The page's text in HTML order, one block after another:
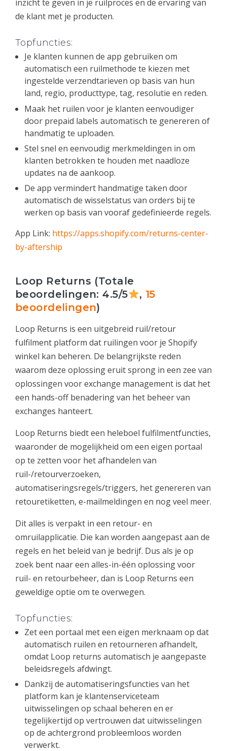
inzicht te geven in je ruilproces en de ervaring van
de klant met je producten.
Topfuncties:
Je klanten kunnen de app gebruiken om
automatisch een ruilmethode te kiezen met
ingestelde verzendtarieven op basis van hun
land, regio, producttype, tag, resolutie en reden.
Maak het ruilen voor je klanten eenvoudiger
door prepaid labels automatisch te genereren of
handmatig te uploaden.
Stel snel en eenvoudig merkmeldingen in om
klanten betrokken te houden met naadloze
updates na de aankoop.
De app vermindert handmatige taken door
automatisch de wisselstatus van orders bij te
werken op basis van vooraf gedefinieerde regels.
App Link: https://apps.shopify.com/returns-center-
by-aftership
Loop Returns (Totale
beoordelingen: 4.5/5
, 15
beoordelingen)
Loop Returns is een uitgebreid ruil/retour
fulfilment platform dat ruilingen voor je Shopify
winkel kan beheren. De belangrijkste reden
waarom deze oplossing eruit sprong in een zee van
oplossingen voor exchange management is dat het
een hands-off benadering van het beheer van
exchanges hanteert.
Loop Returns biedt een heleboel fulfilmentfuncties,
waaronder de mogelijkheid om een eigen portaal
op te zetten voor het afhandelen van
ruil-/retourverzoeken,
automatiseringsregels/triggers, het genereren van
retouretiketten, e-mailmeldingen en nog veel meer.
Dit alles is verpakt in een retour- en
omruilapplicatie. Die kan worden aangepast aan de
regels en het beleid van je bedrijf. Dus als je op
zoek bent naar een alles-in-één oplossing voor
ruil- en retourbeheer, dan is Loop Returns een
geweldige optie om te overwegen.
Topfuncties:
Zet een portaal met een eigen merknaam op dat
automatisch ruilen en retourneren afhandelt,
omdat Loop returns automatisch je aangepaste
beleidsregels afdwingt.
Dankzij de automatiseringsfuncties van het
platform kan je klantenserviceteam
uitwisselingen op schaal beheren en er
tegelijkertijd op vertrouwen dat uitwisselingen
op de achtergrond probleemloos worden
verwerkt.